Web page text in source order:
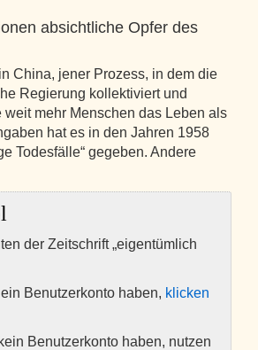
absichtliche Opfer des
China, jener Prozess, in dem die
Regierung kollektiviert und
mehr Menschen das Leben als
hat es in den Jahren 1958
Todesfälle“ gegeben. Andere
der Zeitschrift „eigentümlich
Benutzerkonto haben, klicken
Benutzerkonto haben, nutzen